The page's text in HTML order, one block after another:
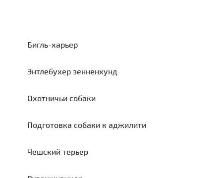
Бигль-харьер
Энтлебухер зенненхунд
Охотничьи собаки
Подготовка собаки к аджилити
Чешский терьер